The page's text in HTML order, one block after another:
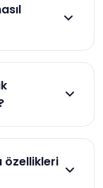
doğrulama
ve
özellikleri